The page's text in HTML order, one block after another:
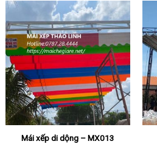
Mái xếp di dộng – MX013